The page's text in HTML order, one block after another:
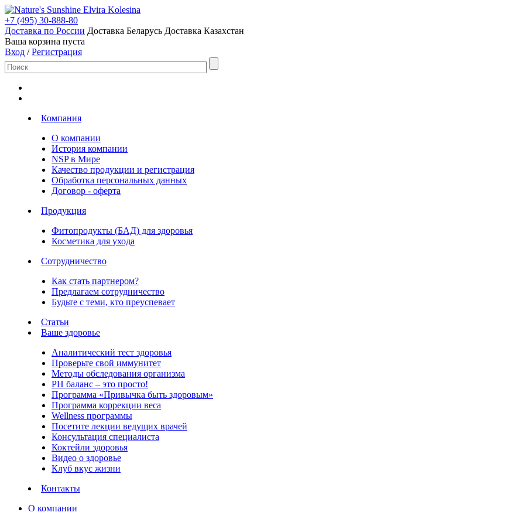
Elvira Kolesina
+7 (495) 30-888-80
Доставка по России Доставка Беларусь Доставка Казахстан
Ваша корзина пуста
Вход /Регистрация
Компания
О компании
История компании
NSP в Мире
Качество продукции и регистрация
Обработка персональных данных
Договор - оферта
Продукция
Фитопродукты (БАД) для здоровья
Косметика для ухода
Сотрудничество
Как стать партнером?
Предлагаем сотрудничество
Будьте с теми, кто преуспевает
Статьи
Ваше здоровье
Аналитический тест здоровья
Проверьте свой иммунитет
Методы обследования организма
РH баланс – это просто!
Программа «Привычка быть здоровым»
Программа коррекции веса
Wellness программы
Посетите лекции ведущих врачей
Консультация специалиста
Коктейли здоровья
Видео о здоровье
Клуб вкус жизни
Контакты
О компании